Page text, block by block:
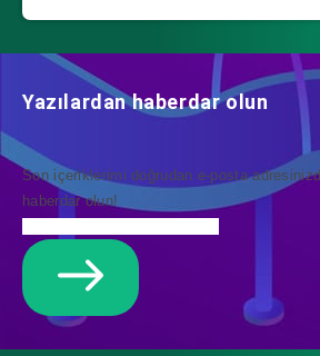
Yazılardan haberdar olun
Son içeriklerimi doğrudan e-posta
haberdar olun!